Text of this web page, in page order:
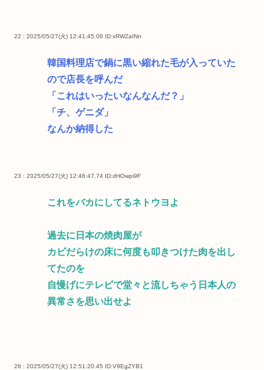
22 : 2025/05/27(火) 12:41:45.06 ID:xRWZaINn
韓国料理店で鍋に黒い縮れた毛が入っていた
ので店長を呼んだ
「これはいったいなんなんだ？」
「チ、ゲニダ」
なんか納得した
23 : 2025/05/27(火) 12:46:47.74 ID:dHOwpi9F
これをバカにしてるネトウヨよ
過去に日本の焼肉屋が
カビだらけの床に何度も叩きつけた肉を出し
てたのを
自慢げにテレビで堂々と流しちゃう日本人の
異常さを思い出せよ
26 : 2025/05/27(火) 12:51:20.45 ID:V9EgZYB1